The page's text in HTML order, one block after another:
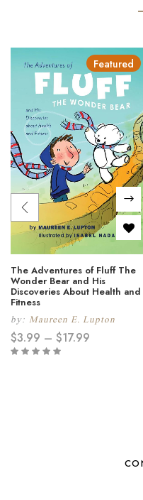
Featured
The Adventures of Fluff The
Wonder Bear and His
Discoveries About Health and
Fitness
by: Maureen E. Lupton
$3.99 – $17.99